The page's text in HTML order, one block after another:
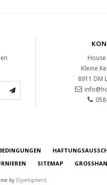
Kleine
8911 DM
SITEMAP
by Dyvelopment